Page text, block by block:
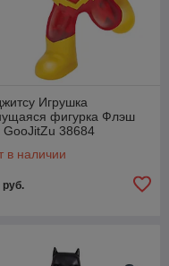
Игрушка
фигурка Флэш
GooJitZu 38684
в наличии
руб.